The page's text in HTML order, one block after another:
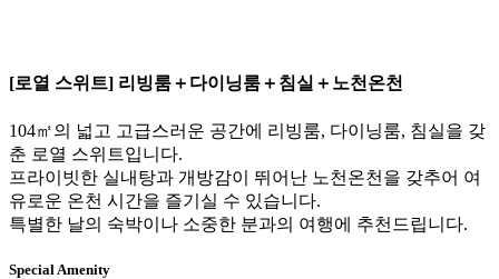
[로열 스위트] 리빙룸＋다이닝룸＋침실＋노천온천
104㎡의 넓고 고급스러운 공간에 리빙룸, 다이닝룸, 침실을 갖
춘 로열 스위트입니다.
프라이빗한 실내탕과 개방감이 뛰어난 노천온천을 갖추어 여
유로운 온천 시간을 즐기실 수 있습니다.
특별한 날의 숙박이나 소중한 분과의 여행에 추천드립니다.
Special Amenity